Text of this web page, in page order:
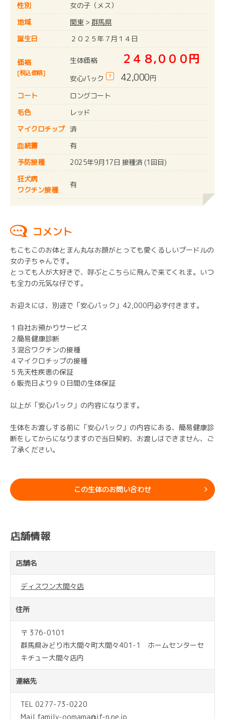
性別
女の子（メス）
地域
関東> 群馬県
誕生日
２０２５年７月１４日
価格
[税込価格]
生体価格 ２４８,０００円
安心パック ? 42,000円
コート
ロングコート
毛色
レッド
マイクロチップ 済
血統書
有
予防接種
2025年9月17日 接種済 (1回目)
狂犬病
ワクチン接種
有
コメント
もこもこのお体とまん丸なお顔がとっても愛くるしいプードルの
女の子ちゃんです。
とっても人が大好きで、呼ぶとこちらに飛んで来てくれま。いつ
も全力の元気な仔です。
お迎えには、別途で「安心パック」42,000円必ず付きます。
１自社お預かりサービス
２簡易健康診断
３混合ワクチンの接種
４マイクロチップの接種
５先天性疾患の保証
６販売日より９０日間の生体保証
以上が「安心パック」の内容になります。
生体をお渡しする前に「安心パック」の内容にある、簡易健康診
断をしてからになりますので当日契約、お渡しはできません、ご
了承ください。
この生体のお問い合わせ
店舗情報
店舗名
ディスワン大間々店
住所
〒 376-0101
群馬県みどり市大間々町大間々401-1 ホームセンターセ
キチュー大間々店内
連絡先
TEL 0277-73-0220
Mail family-oomama@if-n.ne.jp